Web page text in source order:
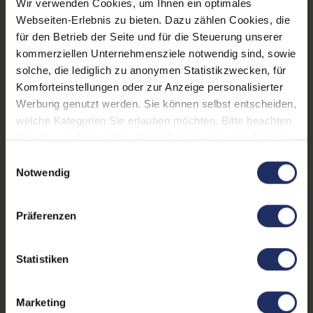
Wir verwenden Cookies, um Ihnen ein optimales
Webseiten-Erlebnis zu bieten. Dazu zählen Cookies, die
für den Betrieb der Seite und für die Steuerung unserer
kommerziellen Unternehmensziele notwendig sind, sowie
solche, die lediglich zu anonymen Statistikzwecken, für
Komforteinstellungen oder zur Anzeige personalisierter
Werbung genutzt werden. Sie können selbst entscheiden,
welche Kategorien Sie erlauben möchten. Bitte beachten
Sie, dass aufgrund Ihrer Einstellungen, womöglich nicht
Weitere Informationen finden Sie in
Notwendig
Präferenzen
Statistiken
Marketing
Typ A
LTE: Nein
Displayauflösung: 1920 x 1080 FHD
Tastaturlayout:
Deutsch (QWERTZ) mit
Ziffernblock
Onboard-Grafik: Intel® Iris Xe Graphics
Zustand:
Arbeitsspeicher:
Intel Core i5 1145G7 @ 2,6